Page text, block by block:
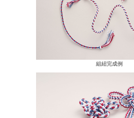
組紐完成例